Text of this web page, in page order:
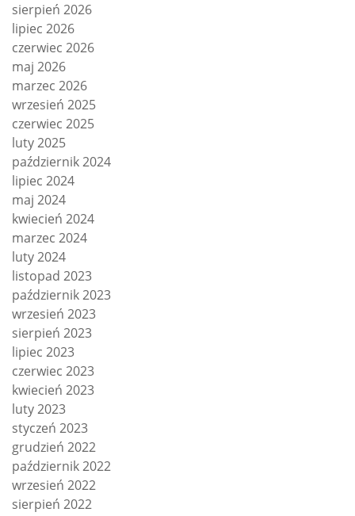
sierpień 2026
lipiec 2026
czerwiec 2026
maj 2026
marzec 2026
wrzesień 2025
czerwiec 2025
luty 2025
październik 2024
lipiec 2024
maj 2024
kwiecień 2024
marzec 2024
luty 2024
listopad 2023
październik 2023
wrzesień 2023
sierpień 2023
lipiec 2023
czerwiec 2023
kwiecień 2023
luty 2023
styczeń 2023
grudzień 2022
październik 2022
wrzesień 2022
sierpień 2022